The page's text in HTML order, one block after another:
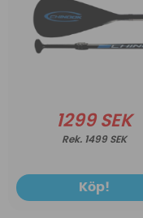
1299 SEK
1499 SEK
Köp!